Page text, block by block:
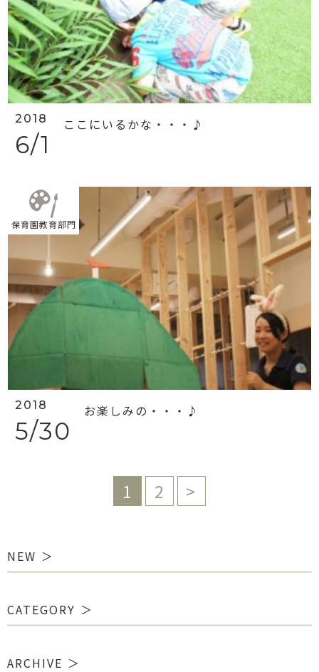
2018
6/1
ここにいるかな・・・♪
保育園教育部門
2018
5/30
お楽しみの・・・♪
1 2 >
NEW
CATEGORY
ARCHIVE